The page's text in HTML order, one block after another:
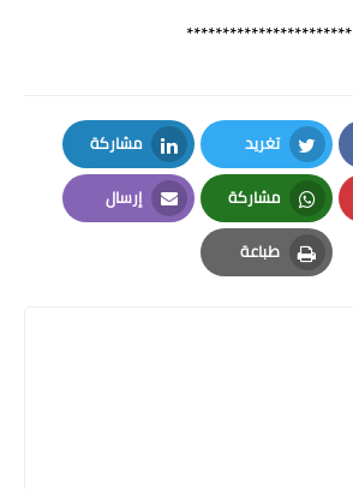
***********************
تغريد
Twitter
مشاركة
LinkedIn
مشاركة
Whatsapp
إرسال
Email
طباعة
Print